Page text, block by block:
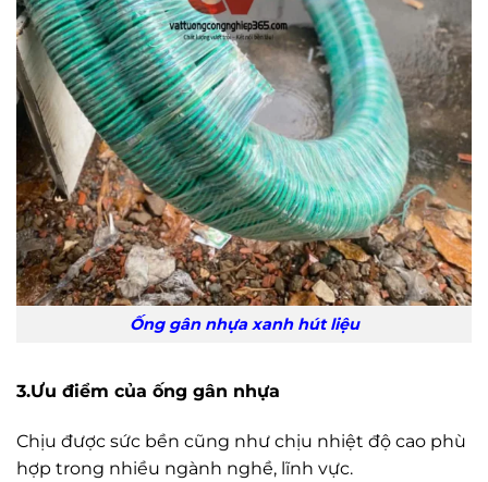
Ống gân nhựa xanh hút liệu
3.Ưu điểm của ống gân nhựa
Chịu được sức bền cũng như chịu nhiệt độ cao phù
hợp trong nhiều ngành nghề, lĩnh vực.